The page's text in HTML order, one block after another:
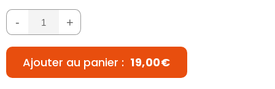
- +
Ajouter au panier : 19,00€